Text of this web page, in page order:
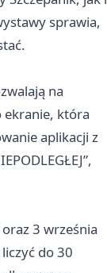
sprawia,
na
ekranie, która
aplikacji z
3 września
do 30